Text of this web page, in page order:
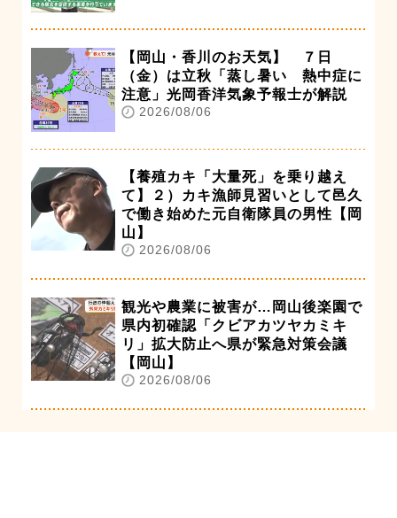
【岡山・香川のお天気】 ７日
（金）は立秋「蒸し暑い 熱中症に
注意」光岡香洋気象予報士が解説
2026/08/06
【養殖カキ「大量死」を乗り越え
て】２）カキ漁師見習いとして邑久
で働き始めた元自衛隊員の男性【岡
山】
2026/08/06
観光や農業に被害が…岡山後楽園で
県内初確認「クビアカツヤカミキ
リ」拡大防止へ県が緊急対策会議
【岡山】
2026/08/06